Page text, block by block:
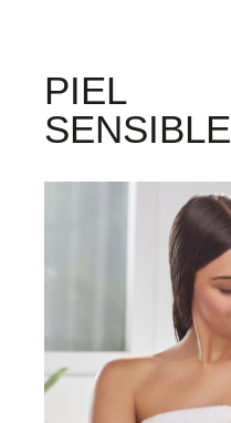
PIEL
SENSIBLE